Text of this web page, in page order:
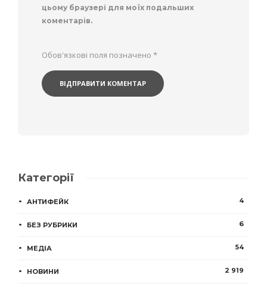
цьому браузері для моїх подальших
коментарів.
Обов'язкові поля позначено *
Категорії
АНТИФЕЙК 4
БЕЗ РУБРИКИ 6
МЕДІА 54
НОВИНИ 2 919